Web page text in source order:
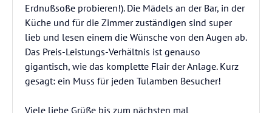
Erdnußsoße probieren!). Die Mädels an der Bar, in der
Küche und für die Zimmer zuständigen sind super
lieb und lesen einem die Wünsche von den Augen ab.
Das Preis-Leistungs-Verhältnis ist genauso
gigantisch, wie das komplette Flair der Anlage. Kurz
gesagt: ein Muss für jeden Tulamben Besucher!
Viele liebe Grüße bis zum nächsten mal